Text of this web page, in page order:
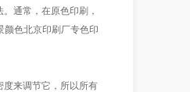
通常，在原色印刷，
颜色北京印刷厂专色印
来调节它，所以所有